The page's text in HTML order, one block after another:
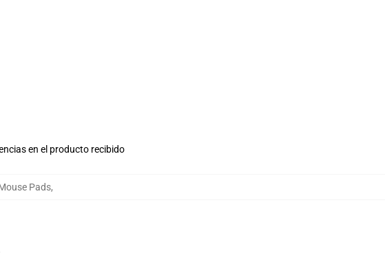
en el producto recibido
Pads,